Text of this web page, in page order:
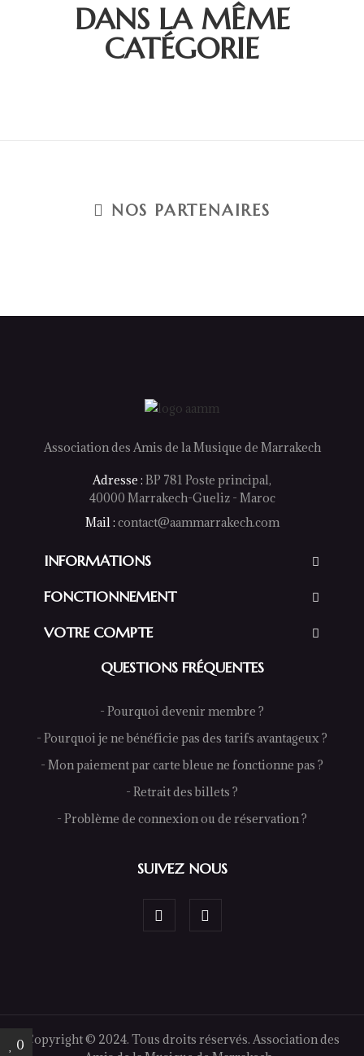
DANS LA MÊME
CATÉGORIE
NOS PARTENAIRES
Association des Amis de la Musique de Marrakech
Adresse : BP 781 Poste principal,
40000 Marrakech-Gueliz - Maroc
Mail : contact@aammarrakech.com
INFORMATIONS
FONCTIONNEMENT
VOTRE COMPTE
QUESTIONS FRÉQUENTES
- Pourquoi devenir membre ?
- Pourquoi je ne bénéficie pas des tarifs avantageux ?
- Mon paiement par carte bleue ne fonctionne pas ?
- Retrait des billets ?
- Problème de connexion ou de réservation ?
SUIVEZ NOUS
Copyright © 2024. Tous droits réservés. Association des
0